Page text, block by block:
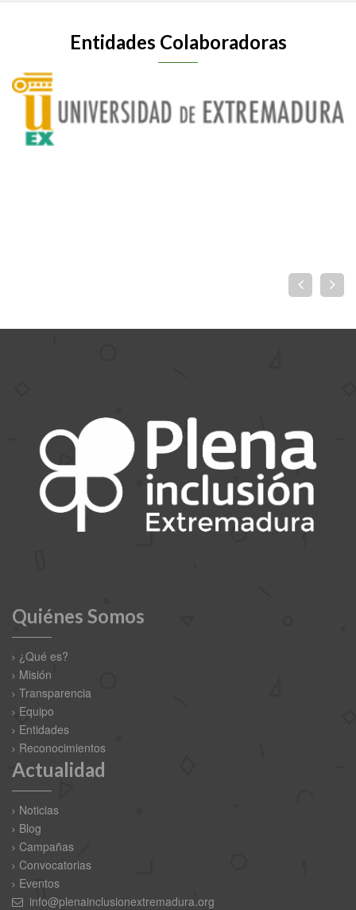
Entidades Colaboradoras
Quiénes Somos
¿Qué es?
Misión
Transparencia
Equipo
Entidades
Reconocimientos
Actualidad
Noticias
Blog
Campañas
Convocatorias
Eventos
info@plenainclusionextremadura.org